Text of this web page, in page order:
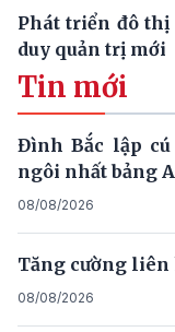
Phát triển đô
duy quản trị mới
Tin mới
Đình Bắc lập
ngôi nhất bảng A
08/08/2026
Tăng cường liên
08/08/2026